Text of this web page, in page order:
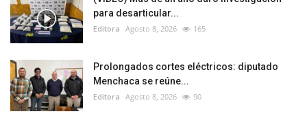
para desarticular...
Editora Agosto 8, 2026 165
Prolongados cortes eléctricos: diputado
Menchaca se reúne...
Editora Agosto 8, 2026 90